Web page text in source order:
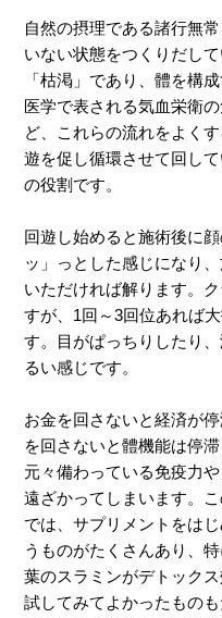
自然の摂理である諸行無
いない状態をつくりだし
「枯渇」であり、體を構
医学で表される気血栄衛
ど、これらの流れをよく
遊を促し循環させて回し
の役割です。
回遊し始めると施術後に
ッ」っとした感じになり
いただければ解ります。
すが、1回～3回位あれば
す。目がぱっちりしたり
るい感じです。
お金を回さないと経済が
を回さないと體機能は停
元々備わっている免疫力
遠ざかってしまいます。
では、サプリメントをは
うものがたくさんあり、
葉のスラミンがデトック
試してみてよかったもの